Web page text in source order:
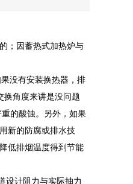
；因蓄热式加热炉与
没有安装换热器，排
换角度来讲是没问题
的酸蚀。另外，如果
新的防腐或排水技
低排烟温度得到节能
设计阻力与实际抽力